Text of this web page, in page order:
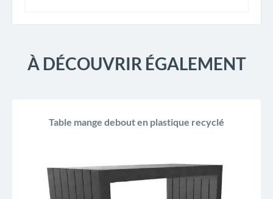
À DÉCOUVRIR ÉGALEMENT
Table mange debout en plastique recyclé